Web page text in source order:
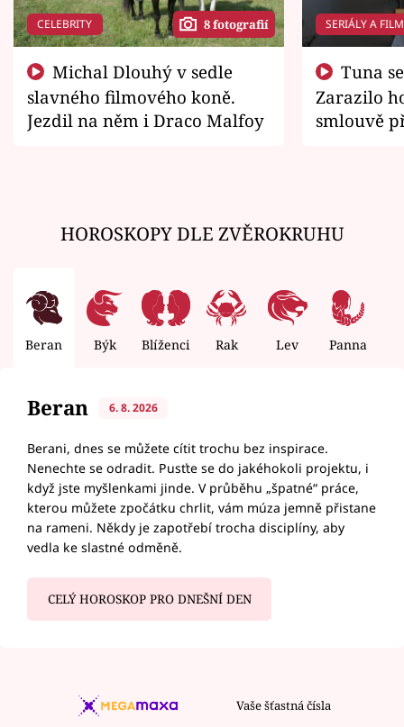
CELEBRITY 8 fotografií
slavného filmového koně.
Jezdil na něm i Draco Malfoy
SERIÁLY A
Zarazilo
smlouvě
HOROSKOPY DLE ZVĚROKRUHU
Beran Býk Blíženci Rak Lev Panna
Beran 6. 8. 2026
Berani, dnes se můžete cítit trochu bez inspirace.
Nenechte se odradit. Pusťte se do jakéhokoli projektu, i
když jste myšlenkami jinde. V průběhu „špatné“ práce,
kterou můžete zpočátku chrlit, vám múza jemně přistane
na rameni. Někdy je zapotřebí trocha disciplíny, aby
vedla ke slastné odměně.
CELÝ HOROSKOP PRO DNEŠNÍ DEN
Vaše šťastná čísla